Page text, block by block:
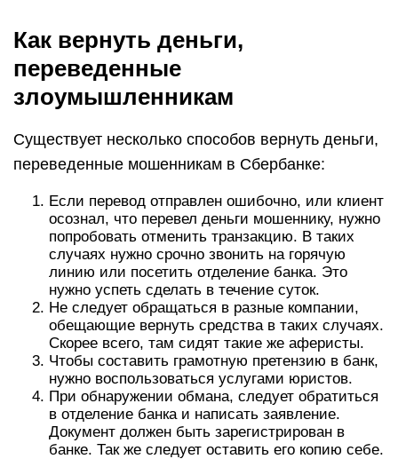
Как вернуть деньги,
переведенные
злоумышленникам
Существует несколько способов вернуть деньги,
переведенные мошенникам в Сбербанке:
Если перевод отправлен ошибочно, или клиент
осознал, что перевел деньги мошеннику, нужно
попробовать отменить транзакцию. В таких
случаях нужно срочно звонить на горячую
линию или посетить отделение банка. Это
нужно успеть сделать в течение суток.
Не следует обращаться в разные компании,
обещающие вернуть средства в таких случаях.
Скорее всего, там сидят такие же аферисты.
Чтобы составить грамотную претензию в банк,
нужно воспользоваться услугами юристов.
При обнаружении обмана, следует обратиться
в отделение банка и написать заявление.
Документ должен быть зарегистрирован в
банке. Так же следует оставить его копию себе.